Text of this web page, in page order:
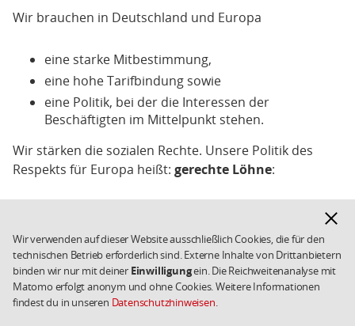
Wir verwenden auf dieser Website ausschließlich Cookies, die für den
technischen Betrieb erforderlich sind. Externe Inhalte von Drittanbietern
binden wir nur mit deiner Einwilligungein. Die Reichweitenanalyse mit
Matomo erfolgt anonym und ohne Cookies. Weitere Informationen
findest du in unseren Datenschutzhinweisen.
Wir brauchen in Deutschland und Europa
eine starke Mitbestimmung,
eine hohe Tarifbindung sowie
eine Politik, bei der die Interessen der
Beschäftigten im Mittelpunkt stehen.
Wir stärken die sozialen Rechte. Unsere Politik des
Respekts für Europa heißt: gerechte Löhne:
wer in einem EU-Staat Vollzeit arbeitet, der oder
die muss davon leben können,
Ziel ist, 80 Prozent der Beschäftigten profitieren
von einem Tarifvertrag.